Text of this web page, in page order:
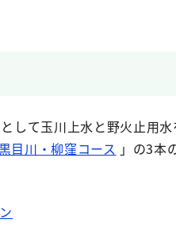
して玉川上水と野火止用
黒目川・柳窪コース 」の3本